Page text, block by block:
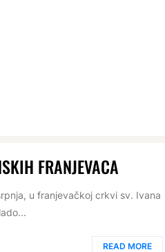
FRANJEVACA
u franjevačkoj crkvi sv. Ivana
READ MORE